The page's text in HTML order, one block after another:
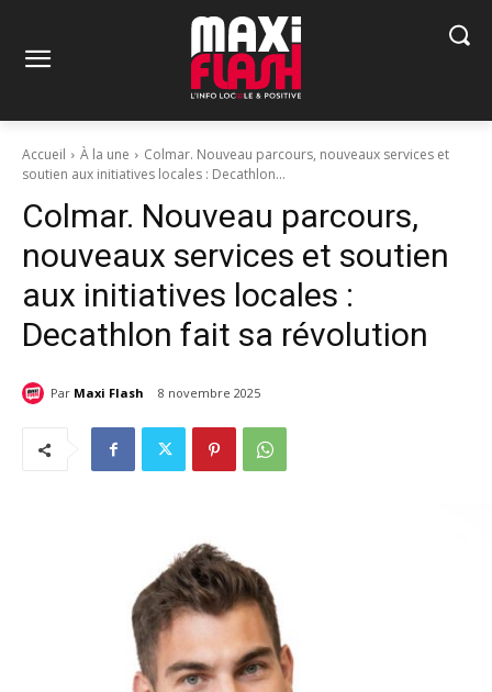
Accueil À la une
Colmar. Nouveau parcours, nouveaux services et
soutien aux initiatives locales : Decathlon...
Colmar. Nouveau parcours,
nouveaux services et soutien
aux initiatives locales :
Decathlon fait sa révolution
Par Maxi Flash 8 novembre 2025